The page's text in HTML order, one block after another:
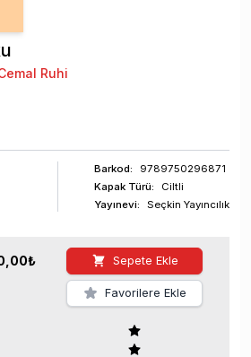
Ruhi
Barkod:
9789750296871
Kapak Türü:
Ciltli
Yayınevi:
Seçkin Yayıncılık
₺ Sepete Ekle
Favorilere Ekle